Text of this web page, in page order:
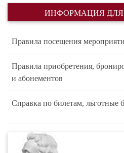
ИНФОРМАЦИЯ
Правила посещения
Правила приобретения,
и абонементов
Справка по билетам, льготные